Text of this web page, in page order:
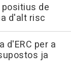
de
d'alt risc
d'ERC per a
ja